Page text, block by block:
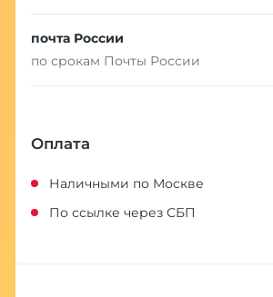
почта России
по срокам Почты России
Оплата
Наличными по Москве
По ссылке через СБП